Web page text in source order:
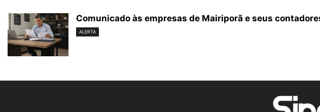
Comunicado às empresas de Mairiporã e seus
ALERTA